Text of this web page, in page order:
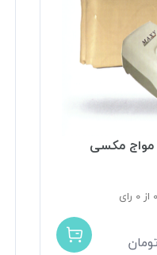
مکسی
0 از 0 رای
تومان